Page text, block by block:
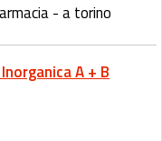
- a torino
A + B